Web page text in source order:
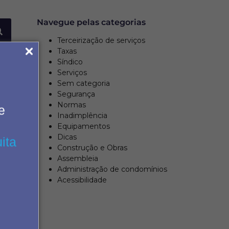
Navegue pelas categorias
Terceirização de serviços
Taxas
Síndico
Serviços
Sem categoria
Segurança
Normas
Inadimplência
Equipamentos
Dicas
Construção e Obras
Assembleia
Administração de condomínios
Acessibilidade